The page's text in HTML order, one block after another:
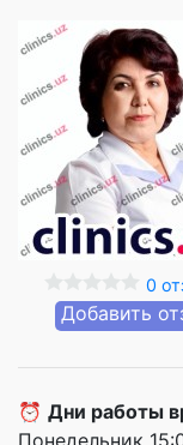
0
Добавить
⏰ Дни работы
Понедельник